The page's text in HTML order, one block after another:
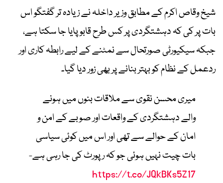
شیخ وقاص اکرم کے مطابق وزیر داخلہ نے زیادہ تر گفتگو اس
بات پر کی کہ دہشتگردی پر کس طرح قابو پایا جا سکتا ہے،
جبکہ سیکیورٹی صورتحال سے نمٹنے کے لیے رابطہ کاری اور
ردعمل کے نظام کو بہتر بنانے پر بھی زور دیا گیا۔
میری محسن نقوی سے ملاقات بنوں میں ہونے
والے دہشتگردی کے واقعات اور صوبے کے امن و
امان کے حوالے سے تھی اور اس میں کوئی سیاسی
بات چیت نہیں ہوئی جو کہ رپورٹ کی جا رہی ہے-
https://t.co/JQkBKs5Z17